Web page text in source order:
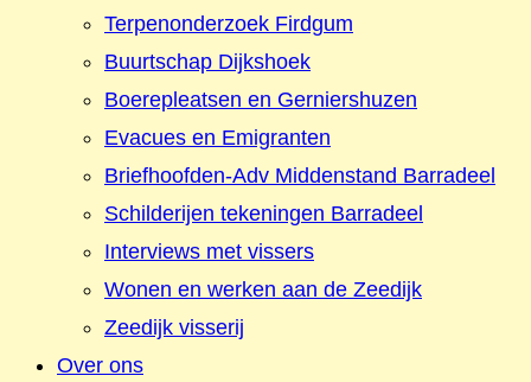
Terpenonderzoek Firdgum
Buurtschap Dijkshoek
Boerepleatsen en Gerniershuzen
Evacues en Emigranten
Briefhoofden-Adv Middenstand Barradeel
Schilderijen tekeningen Barradeel
Interviews met vissers
Wonen en werken aan de Zeedijk
Zeedijk visserij
Over ons